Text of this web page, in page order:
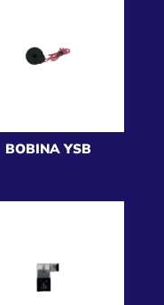
BOBINA YSB